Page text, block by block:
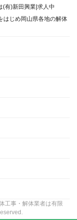
はじめ岡山県各地の解体
工事・解体業者は有限